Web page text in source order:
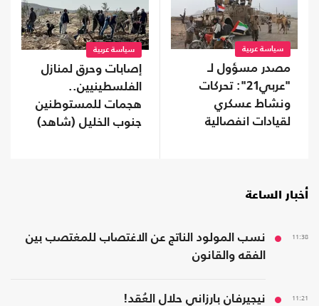
سياسة عربية
مصدر مسؤول لـ
"عربي21": تحركات
ونشاط عسكري
لقيادات انفصالية
سياسة عربية
إصابات وحرق لمنازل
الفلسطينيين..
هجمات للمستوطنين
جنوب الخليل (شاهد)
أخبار الساعة
11:38
نسب المولود الناتج عن الاغتصاب للمغتصب بين
الفقه والقانون
11:21 نيجيرفان بارزاني حلال العُقد!